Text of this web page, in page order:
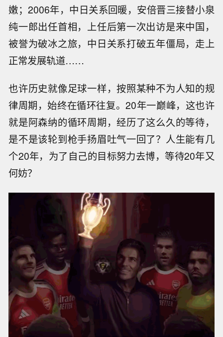
嫩；2006年，中日关系回暖，安倍晋三接替小泉
纯一郎出任首相，上任后第一次出访是来中国，
被誉为破冰之旅，中日关系打破五年僵局，走上
正常发展轨道……
也许历史就像足球一样，按照某种不为人知的规
律周期，始终在循环往复。20年一巅峰，这也许
就是阿森纳的循环周期，经历了这么久的等待，
是不是该轮到枪手扬眉吐气一回了？人生能有几
个20年，为了自己的目标努力去博，等待20年又
何妨？